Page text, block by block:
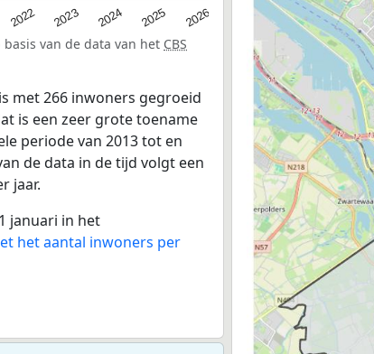
2022 2023 2024 2025 2026
van de data van het CBS
met 266 inwoners gegroeid
is een zeer grote toename
periode van 2013 tot en
de data in de tijd volgt een
jaar.
januari in het
het aantal inwoners per